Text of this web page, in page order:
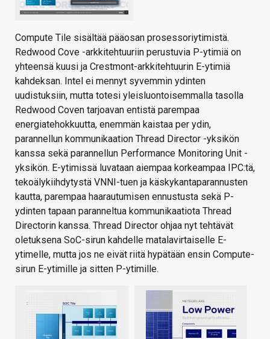
Compute Tile sisältää pääosan prosessoriytimistä.
Redwood Cove -arkkitehtuuriin perustuvia P-ytimiä on
yhteensä kuusi ja Crestmont-arkkitehtuurin E-ytimiä
kahdeksan. Intel ei mennyt syvemmin ydinten
uudistuksiin, mutta totesi yleisluontoisemmalla tasolla
Redwood Coven tarjoavan entistä parempaa
energiatehokkuutta, enemmän kaistaa per ydin,
parannellun kommunikaation Thread Director -yksikön
kanssa sekä parannellun Performance Monitoring Unit -
yksikön. E-ytimissä luvataan aiempaa korkeampaa IPC:tä,
tekoälykiihdytystä VNNI-tuen ja käskykantaparannusten
kautta, parempaa haarautumisen ennustusta sekä P-
ydinten tapaan paranneltua kommunikaatiota Thread
Directorin kanssa. Thread Director ohjaa nyt tehtävät
oletuksena SoC-sirun kahdelle matalavirtaiselle E-
ytimelle, mutta jos ne eivät riitä hypätään ensin Compute-
sirun E-ytimille ja sitten P-ytimille.